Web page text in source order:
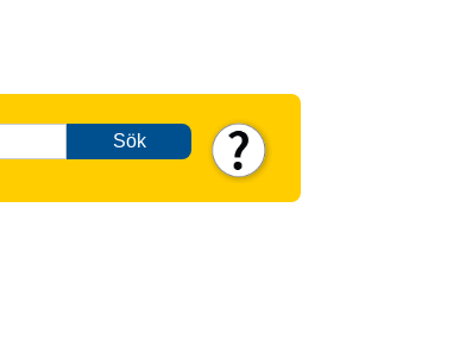
Sök